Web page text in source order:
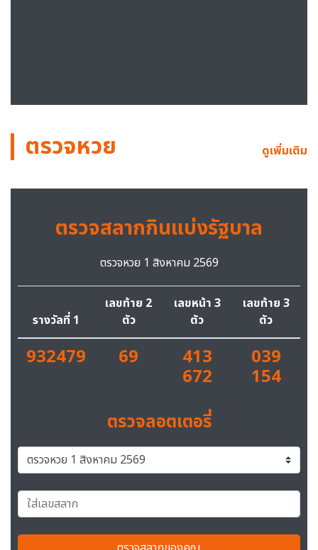
ตรวจหวย ดูเพิ่มเติม
ตรวจสลากกินแบ่งรัฐบาล
ตรวจหวย 1 สิงหาคม 2569
รางวัลที่ 1
เลขท้าย 2
ตัว
เลขหน้า 3
ตัว
เลขท้าย 3
ตัว
932479 69 413
672
039
154
ตรวจลอตเตอรี่